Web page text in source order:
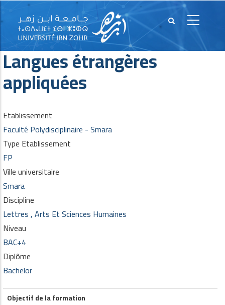
Langues étrangères
appliquées
Etablissement
Faculté Polydisciplinaire - Smara
Type Etablissement
FP
Ville universitaire
Smara
Discipline
Lettres , Arts Et Sciences Humaines
Niveau
BAC+4
Diplôme
Bachelor
Objectif de la formation